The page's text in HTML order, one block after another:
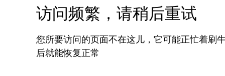
访问频繁，请稍后重试
您所要访问的页面不在这儿，它可能正忙着刷
后就能恢复正常